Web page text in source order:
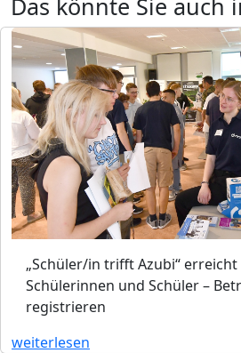
Das könnte Sie auch
„Schüler/in trifft Azubi“ erreicht
Schülerinnen und Schüler –
registrieren
weiterlesen